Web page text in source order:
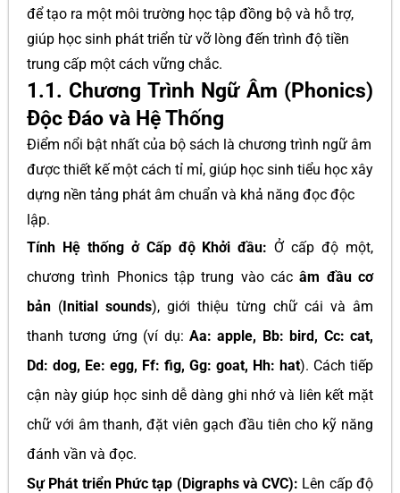
để tạo ra một môi trường học tập đồng bộ và hỗ trợ,
giúp học sinh phát triển từ vỡ lòng đến trình độ tiền
trung cấp một cách vững chắc.
1.1. Chương Trình Ngữ Âm (Phonics)
Độc Đáo và Hệ Thống
Điểm nổi bật nhất của bộ sách là chương trình ngữ âm
được thiết kế một cách tỉ mỉ, giúp học sinh tiểu học xây
dựng nền tảng phát âm chuẩn và khả năng đọc độc
lập.
Tính Hệ thống ở Cấp độ Khởi đầu: Ở cấp độ một,
chương trình Phonics tập trung vào cácâm đầu cơ
bản (Initial sounds), giới thiệu từng chữ cái và âm
thanh tương ứng (ví dụ: Aa: apple, Bb: bird, Cc: cat,
Dd: dog, Ee: egg, Ff: fig, Gg: goat, Hh: hat). Cách tiếp
cận này giúp học sinh dễ dàng ghi nhớ và liên kết mặt
chữ với âm thanh, đặt viên gạch đầu tiên cho kỹ năng
đánh vần và đọc.
Sự Phát triển Phức tạp (Digraphs và CVC): Lên cấp độ